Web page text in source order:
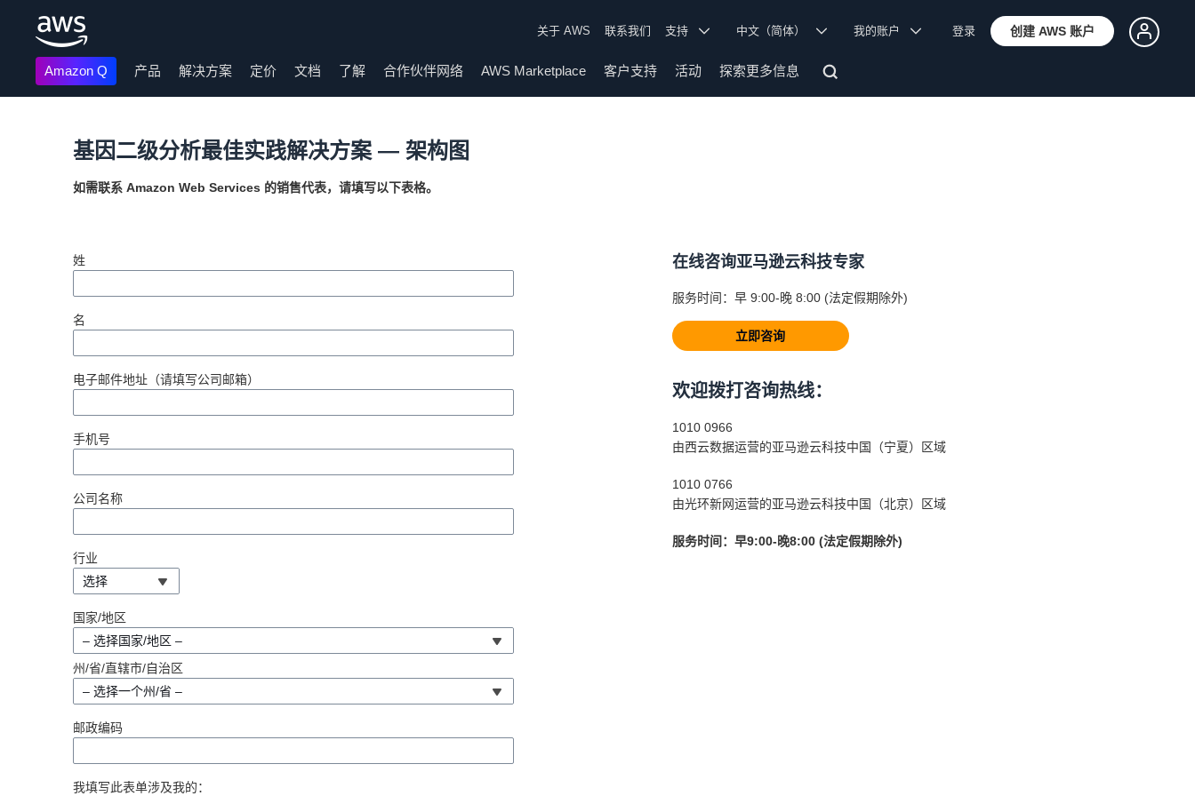
关于 AWS 联系我们 支持 中文（简体） 我的账户 登录 创建 AWS 账户
Amazon Q 产品 解决方案 定价 文档 了解 合作伙伴网络 AWS Marketplace 客户支持 活动 探索更多信息
基因二级分析最佳实践解决方案 — 架构图
如需联系 Amazon Web Services 的销售代表，请填写以下表格。
姓
名
电子邮件地址（请填写公司邮箱）
手机号
公司名称
行业
选择
国家/地区
– 选择国家/地区 –
州/省/直辖市/自治区
– 选择一个州/省 –
邮政编码
我填写此表单涉及我的：
在线咨询亚马逊云科技专家
服务时间：早 9:00-晚 8:00 (法定假期除外)
立即咨询
欢迎拨打咨询热线：
1010 0966
由西云数据运营的亚马逊云科技中国（宁夏）区域
1010 0766
由光环新网运营的亚马逊云科技中国（北京）区域
服务时间：早9:00-晚8:00 (法定假期除外)